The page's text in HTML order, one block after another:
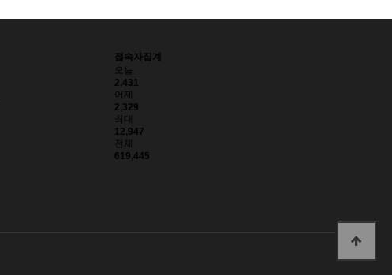
접속자집계
오늘
2,431
어제
2,329
최대
12,947
전체
619,445